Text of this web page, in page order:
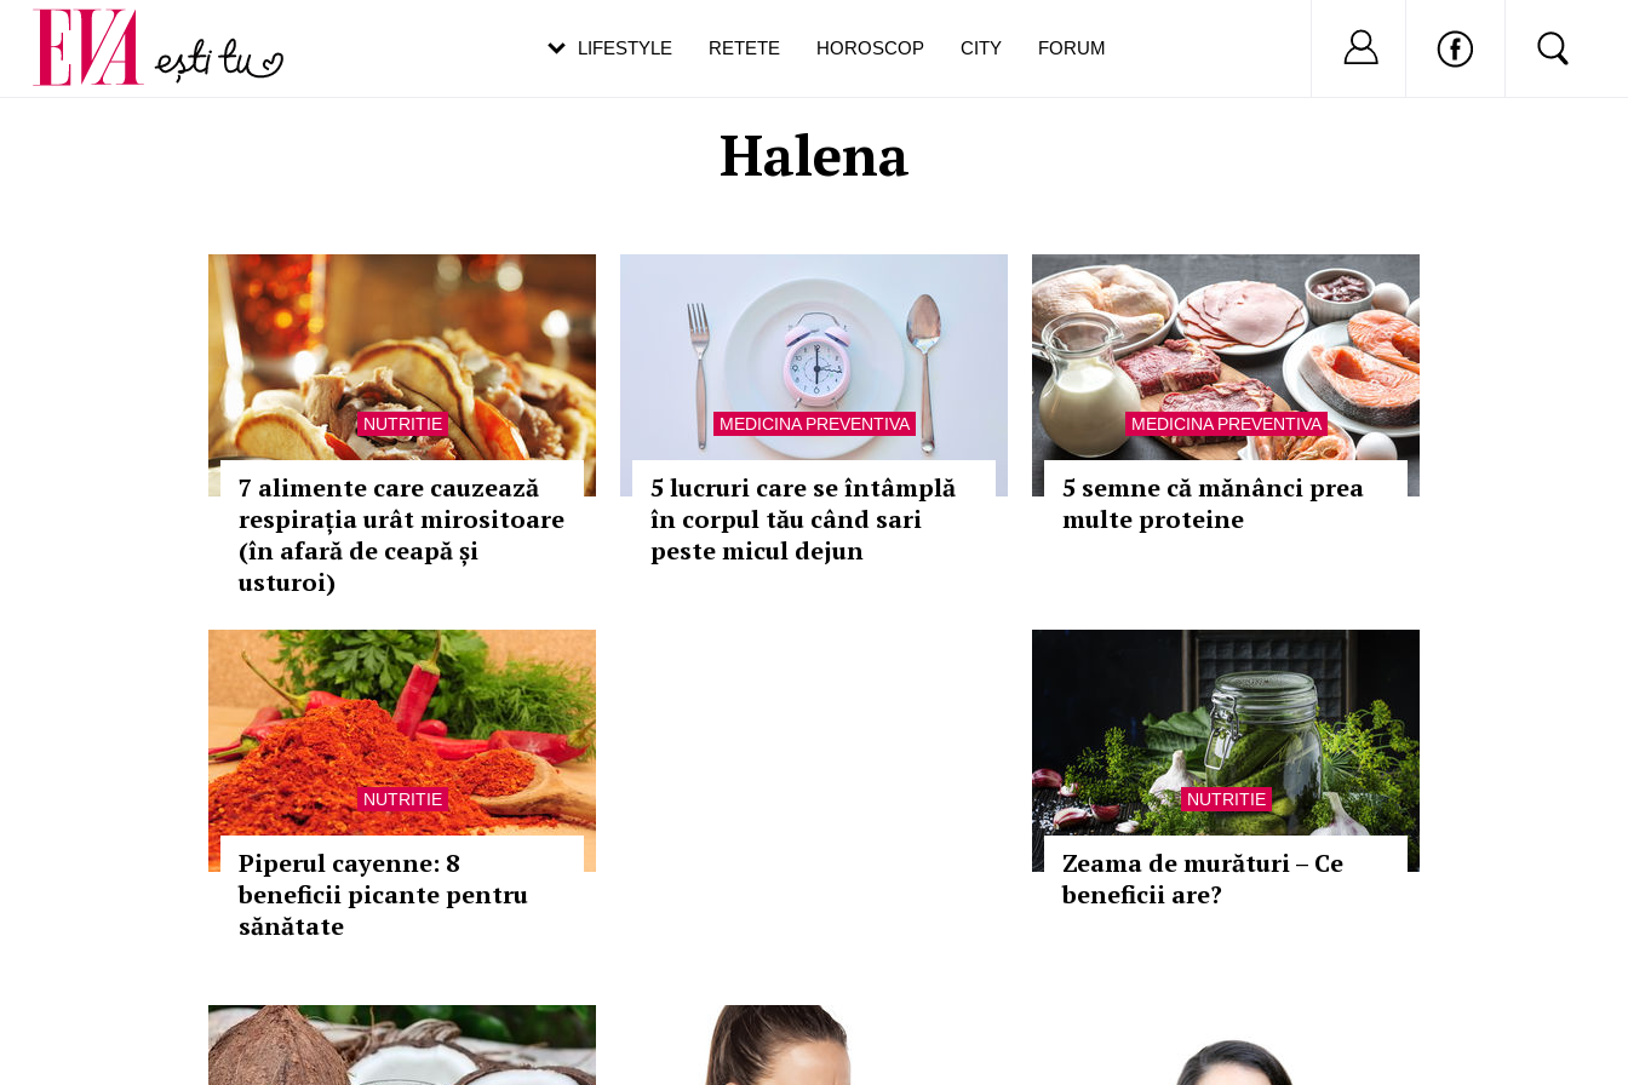
Halena
NUTRITIE
7 alimente care cauzează
respirația urât mirositoare
(în afară de ceapă și
usturoi)
MEDICINA PREVENTIVA
5 lucruri care se întâmplă
în corpul tău când sari
peste micul dejun
MEDICINA PREVENTIVA
5 semne că mănânci prea
multe proteine
NUTRITIE
Piperul cayenne: 8
beneficii picante pentru
sănătate
NUTRITIE
Zeama de murături – Ce
beneficii are?
LIFESTYLE RETETE HOROSCOP CITY FORUM Nu ai cont?
Carieră
Actualitate
pe măsură ce înaintezi în vârstă